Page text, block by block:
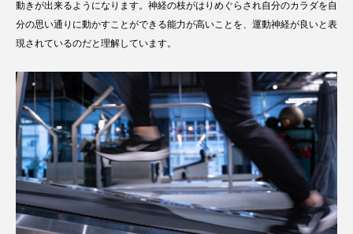
動きが出来るようになります。神経の枝がはりめぐらされ自分のカラダを自
分の思い通りに動かすことができる能力が高いことを、運動神経が良いと表
現されているのだと理解しています。